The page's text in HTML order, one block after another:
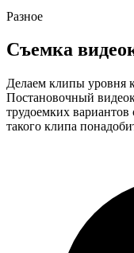
Разное
Съемка
Делаем клипы уровня
Постановочный
трудоемких
такого клипа